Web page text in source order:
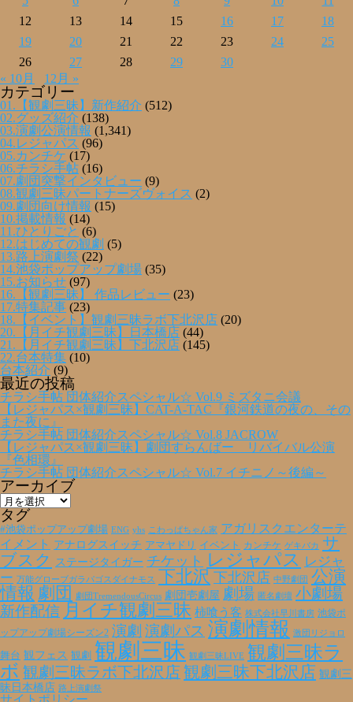
12
13 14 15 16 17
18
19
20 21 22 23 24
25
26
27 28 29
30
« 10月
12月 »
カテゴリー
01.【観劇三昧】新作紹介 (512)
02.グッズ紹介 (138)
03.演劇公演情報 (1,341)
04.レジャパス (96)
05.カンチケ (17)
06.チラシ手帖 (16)
07.劇団突撃インタビュー (9)
08.観劇三昧パートナーズヴォイス (2)
09.劇団向け情報 (15)
10.掲載情報 (14)
11.ひとりごと (6)
12.はじめての観劇 (5)
13.路上演劇祭 (22)
14.池袋ポップアップ劇場 (35)
15.お知らせ (97)
16.【観劇三昧】 作品レビュー (23)
17.特集記事 (23)
18.【イベント】観劇三昧ラボ下北沢店 (20)
20.【月イチ観劇三昧】日本橋店 (44)
21.【月イチ観劇三昧】下北沢店 (145)
22.台本特集 (10)
台本紹介 (9)
最近の投稿
チラシ手帖 団体紹介スペシャル☆ Vol.9 ミズタニ会議
【レジャパス×観劇三昧】CAT-A-TAC『銀河鉄道の夜の、その
また夜に』
チラシ手帖 団体紹介スペシャル☆ Vol.8 JACROW
【レジャパス×観劇三昧】劇団すらんばー リバイバル公演
『色相環』
チラシ手帖 団体紹介スペシャル☆ Vol.7 イチニノ～後編～
アーカイブ
ア
ー
カ
イ
ブ
タグ
#池袋ポップアップ劇場 ENG yhs こわっぱちゃん家 アガリスクエンターテ
イメント アナログスイッチ アマヤドリ イベント カンチケ ゲキバカ サ
ブスク ステージタイガー チケット レジャパス レジャ
ー 万能グローブガラパゴスダイナモス 下北沢 下北沢店 中野劇団 公演
情報 劇団 劇団TremendousCircus 劇団壱劇屋 劇場 匿名劇壇 小劇場
新作配信 月イチ観劇三昧 柿喰う客 株式会社早川書房 池袋ポ
ップアップ劇場シーズン2 演劇 演劇パス 演劇情報 激団リジョロ
舞台 観フェス 観劇 観劇三昧 観劇三昧LIVE 観劇三昧ラ
ボ 観劇三昧ラボ下北沢店観劇三昧下北沢店 観劇三
昧日本橋店 路上演劇祭
サイトポリシー